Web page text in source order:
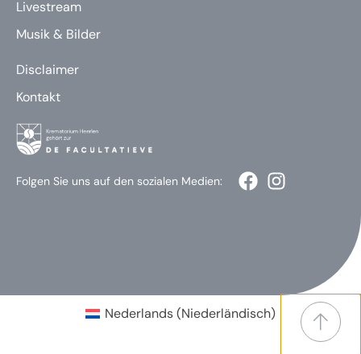
Livestream
Musik & Bilder
Disclaimer
Kontakt
Folgen Sie uns auf den sozialen Medien:
Nederlands(Niederländisch)